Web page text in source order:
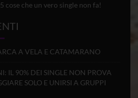
cose che un vero single non fa!
A VELA E CATAMARANO
IL 90% DEI SINGLE NON PROVA
SOLO E UNIRSI A GRUPPI